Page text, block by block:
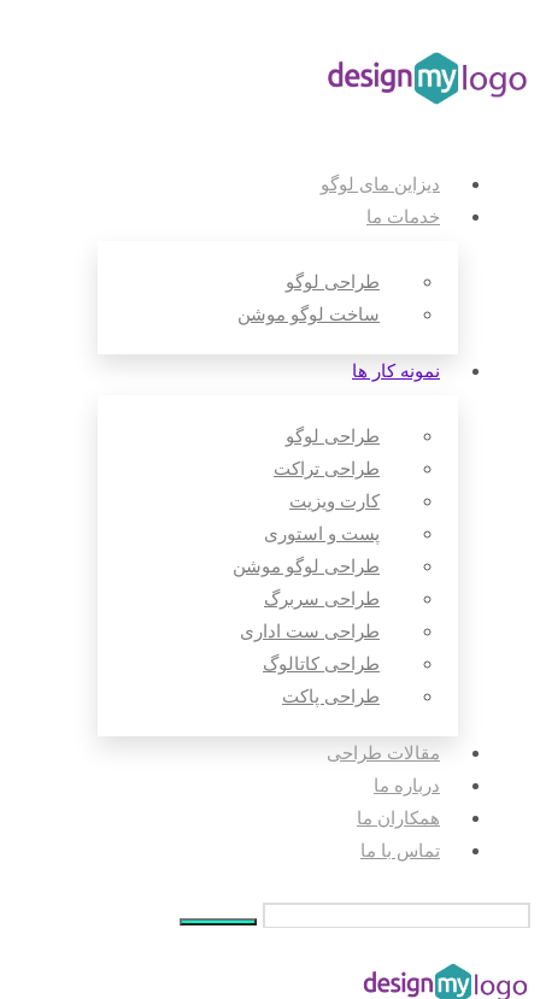
دیزاین مای لوگو
خدمات ما
طراحی لوگو
ساخت لوگو موشن
نمونه کار ها
طراحی لوگو
طراحی تراکت
کارت ویزیت
پست و استوری
طراحی لوگو موشن
طراحی سربرگ
طراحی ست اداری
طراحی کاتالوگ
طراحی پاکت
مقالات طراحی
درباره ما
همکاران ما
تماس با ما